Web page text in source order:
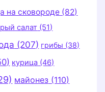
на сковороде (82)
салат (51)
(207) грибы (38)
курица (46)
майонез (110)